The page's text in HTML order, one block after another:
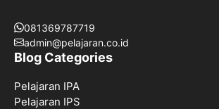
081369787719
admin@pelajaran.co.id
Blog Categories
Pelajaran IPA
Pelajaran IPS